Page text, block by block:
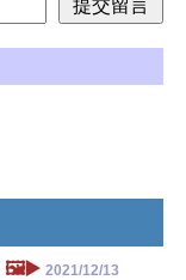
🖼️▶️ 2021/12/13